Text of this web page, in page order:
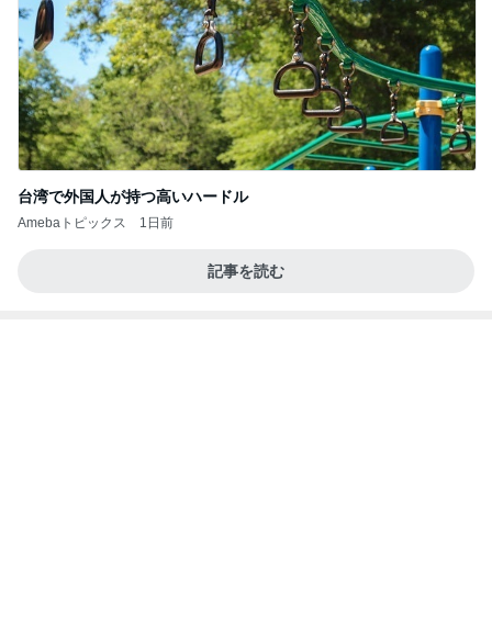
台湾で外国人が持つ高いハードル
Amebaトピックス 1日前
記事を読む